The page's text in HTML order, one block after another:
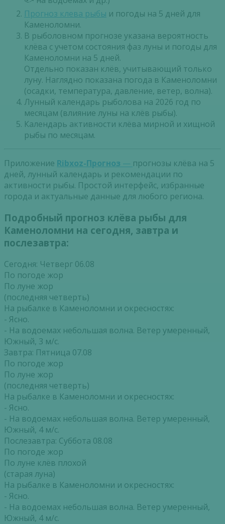
Прогноз клева рыбы и погоды на 5 дней для
Каменоломни.
В рыболовном прогнозе указана вероятность
клёва с учетом состояния фаз луны и погоды для
Каменоломни на 5 дней.
Отдельно показан клёв, учитывающий только
луну. Наглядно показана погода в Каменоломни
(осадки, температура, давление, ветер, волна).
Лунный календарь рыболова на 2026 год по
месяцам (влияние луны на клёв рыбы).
Календарь активности клёва мирной и хищной
рыбы по месяцам.
Приложение Ribxoz-Прогноз — прогнозы клёва на 5
дней, лунный календарь и рекомендации по
активности рыбы. Простой интерфейс, избранные
города и актуальные данные для любого региона.
Подробный прогноз клёва рыбы для
Каменоломни на сегодня, завтра и
послезавтра:
Сегодня: Четверг 06.08
По погоде жор
По луне жор
(последняя четверть)
На рыбалке в Каменоломни и окресностях:
- Ясно.
- На водоемах небольшая волна. Ветер умеренный,
Южный, 3 м/с.
Завтра: Пятница 07.08
По погоде жор
По луне жор
(последняя четверть)
На рыбалке в Каменоломни и окресностях:
- Ясно.
- На водоемах небольшая волна. Ветер умеренный,
Южный, 4 м/с.
Послезавтра: Суббота 08.08
По погоде жор
По луне клёв плохой
(старая луна)
На рыбалке в Каменоломни и окресностях:
- Ясно.
- На водоемах небольшая волна. Ветер умеренный,
Южный, 4 м/с.